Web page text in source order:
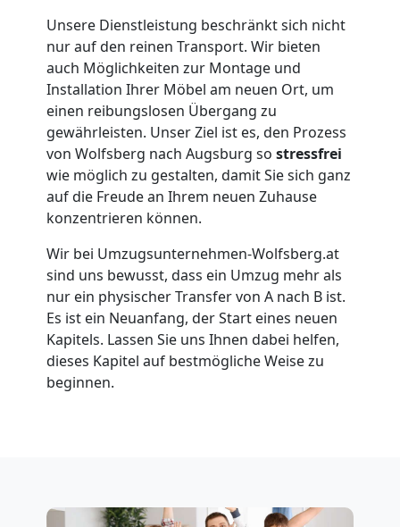
Unsere Dienstleistung beschränkt sich nicht
nur auf den reinen Transport. Wir bieten
auch Möglichkeiten zur Montage und
Installation Ihrer Möbel am neuen Ort, um
einen reibungslosen Übergang zu
gewährleisten. Unser Ziel ist es, den Prozess
von Wolfsberg nach Augsburg so stressfrei
wie möglich zu gestalten, damit Sie sich ganz
auf die Freude an Ihrem neuen Zuhause
konzentrieren können.
Wir bei Umzugsunternehmen-Wolfsberg.at
sind uns bewusst, dass ein Umzug mehr als
nur ein physischer Transfer von A nach B ist.
Es ist ein Neuanfang, der Start eines neuen
Kapitels. Lassen Sie uns Ihnen dabei helfen,
dieses Kapitel auf bestmögliche Weise zu
beginnen.
Wolfsberg
Umzug
für
Senioren
Wolfsberg
Fernumzug
Wolfsberg
Wolfsberg